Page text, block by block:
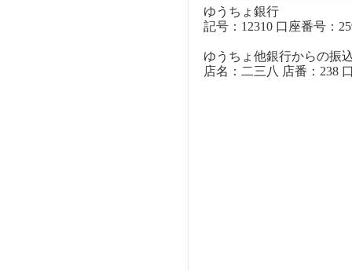
ゆうちょ銀行
記号：12310 口座番号：
ゆうちょ他銀行からの振
店名：二三八 店番：238